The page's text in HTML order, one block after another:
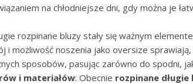
na chłodniejsze dni, gdy można je
rozpinane bluzy stały się ważnym
i możliwość noszenia jako oversize
sposobów, pasując zarówno do spodni,
i materiałów: Obecnie rozpinane